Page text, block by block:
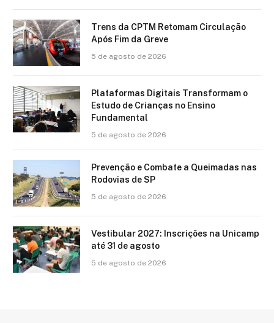
Trens da CPTM Retomam Circulação
Após Fim da Greve
5 de agosto de 2026
Plataformas Digitais Transformam o
Estudo de Crianças no Ensino
Fundamental
5 de agosto de 2026
Prevenção e Combate a Queimadas nas
Rodovias de SP
5 de agosto de 2026
Vestibular 2027: Inscrições na Unicamp
até 31 de agosto
5 de agosto de 2026